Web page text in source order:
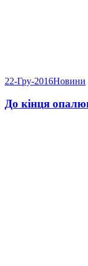
22-Гру-2016Новини
До кінця